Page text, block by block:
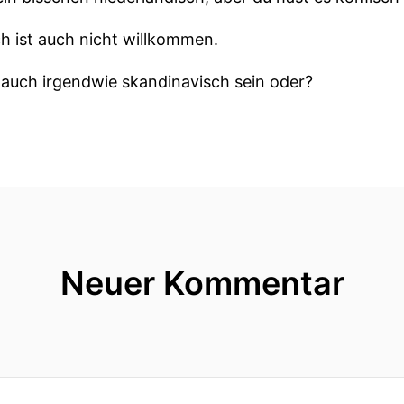
ist auch nicht willkommen.
irgendwie skandinavisch sein oder?
Burgisch
nicht oft französisch gesprochen?
Neuer Kommentar